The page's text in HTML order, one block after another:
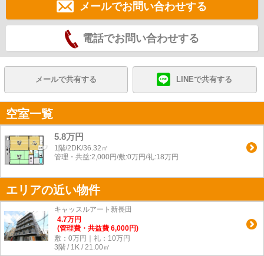
メールでお問い合わせする
電話でお問い合わせする
メールで共有する LINEで共有する
空室一覧
5.8万円
1階/2DK/36.32㎡
管理・共益:2,000円/敷:0万円/礼:18万円
エリアの近い物件
キャッスルアート新長田
4.7万円
(管理費・共益費 6,000円)
敷：0万円｜礼：10万円
3階 / 1K / 21.00㎡